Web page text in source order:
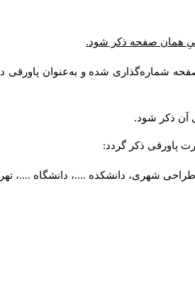
همان صفحه ذکر شود.
شماره‌گذاری شده و به‌عنوان
آن ذکر شود.
پاورقی ذکر گردد:
طراحی شهری، دانشکده ....، دانشگاه ....،